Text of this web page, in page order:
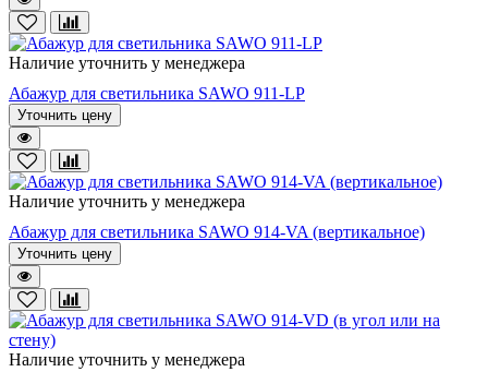
Наличие уточнить у менеджера
Абажур для светильника SAWO 911-LP
Уточнить цену
Наличие уточнить у менеджера
Абажур для светильника SAWO 914-VA (вертикальное)
Уточнить цену
Наличие уточнить у менеджера